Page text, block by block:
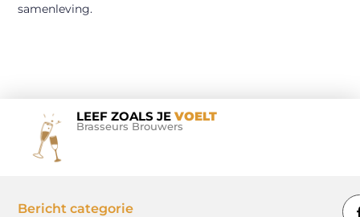
samenleving.
LEEF ZOALS JE VOELT
Brasseurs Brouwers
Bericht categorie